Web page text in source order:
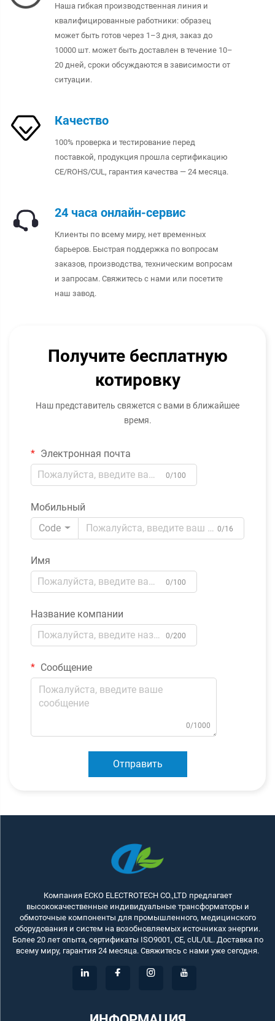
Наша гибкая производственная линия и
квалифицированные работники: образец
может быть готов через 1–3 дня, заказ до
10000 шт. может быть доставлен в течение 10–
20 дней, сроки обсуждаются в зависимости от
ситуации.
Качество
100% проверка и тестирование перед
поставкой, продукция прошла сертификацию
CE/ROHS/CUL, гарантия качества — 24 месяца.
24 часа онлайн-сервис
Клиенты по всему миру, нет временных
барьеров. Быстрая поддержка по вопросам
заказов, производства, техническим вопросам
и запросам. Свяжитесь с нами или посетите
наш завод.
Получите бесплатную
котировку
Наш представитель свяжется с вами в ближайшее
время.
Электронная почта
0/100
Мобильный
Code
0/16
Имя
0/100
Название компании
0/200
Сообщение
0/1000
Отправить
Компания ECKO ELECTROTECH CO.,LTD предлагает
высококачественные индивидуальные трансформаторы и
обмоточные компоненты для промышленного, медицинского
оборудования и систем на возобновляемых источниках энергии.
Более 20 лет опыта, сертификаты ISO9001, CE, cUL/UL. Доставка по
всему миру, гарантия 24 месяца. Свяжитесь с нами уже сегодня.